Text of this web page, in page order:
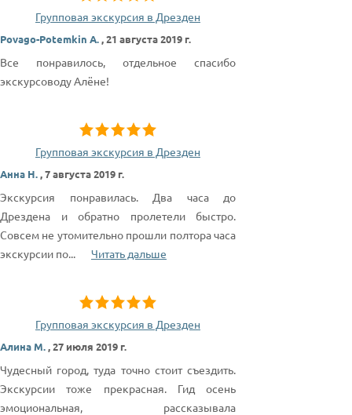
Групповая экскурсия в Дрезден
Povago-Potemkin A.,21 августа 2019 г.
Все понравилось, отдельное спасибо
экскурсоводу Алёне!
Групповая экскурсия в Дрезден
Анна Н.,7 августа 2019 г.
Экскурсия понравилась. Два часа до
Дрездена и обратно пролетели быстро.
Совсем не утомительно прошли полтора часа
экскурсии по... Читать дальше
Групповая экскурсия в Дрезден
Алина М.,27 июля 2019 г.
Чудесный город, туда точно стоит съездить.
Экскурсии тоже прекрасная. Гид осень
эмоциональная, рассказывала